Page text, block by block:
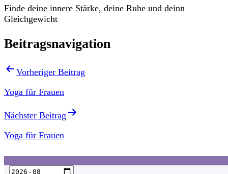
Finde deine innere Stärke, deine Ruhe und deinn
Gleichgewicht
Beitragsnavigation
Vorheriger Beitrag
Yoga für Frauen
Nächster Beitrag
Yoga für Frauen